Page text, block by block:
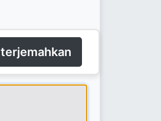
terjemahkan